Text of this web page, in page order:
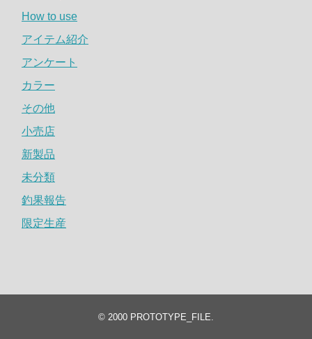
How to use
アイテム紹介
アンケート
カラー
その他
小売店
新製品
未分類
釣果報告
限定生産
© 2000 PROTOTYPE_FILE